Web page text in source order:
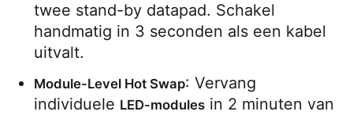
twee stand-by datapad. Schakel
handmatig in 3 seconden als een kabel
uitvalt.
Module-Level Hot Swap: Vervang
individuele LED-modules in 2 minuten van